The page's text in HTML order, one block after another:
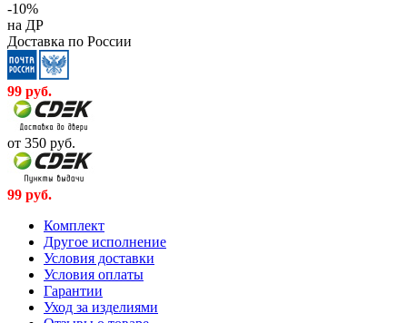
-10%
на ДР
Доставка по России
99 руб.
от 350 руб.
99 руб.
Комплект
Другое исполнение
Условия доставки
Условия оплаты
Гарантии
Уход за изделиями